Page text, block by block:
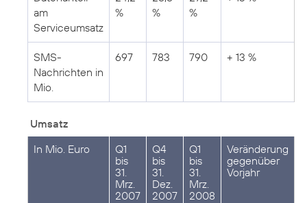
am
Serviceumsatz
%
%
%
SMS-
Nachrichten in
Mio.
697 783 790 + 13 %
Umsatz
In Mio. Euro
Q1
bis
31.
Mrz.
2007
Q4
bis
31.
Dez.
2007
Q1
bis
31.
Mrz.
2008
Veränderung
gegenüber
Vorjahr